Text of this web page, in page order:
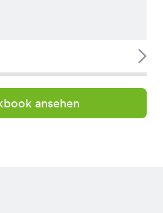
ansehen